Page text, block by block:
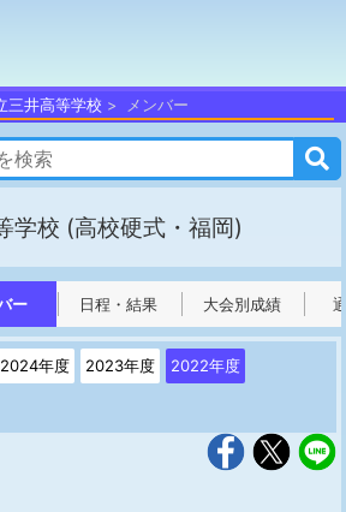
三井高等学校 メンバー
学校 (高校硬式・福岡)
ー 日程・結果 大会別成績
2024年度 2023年度 2022年度